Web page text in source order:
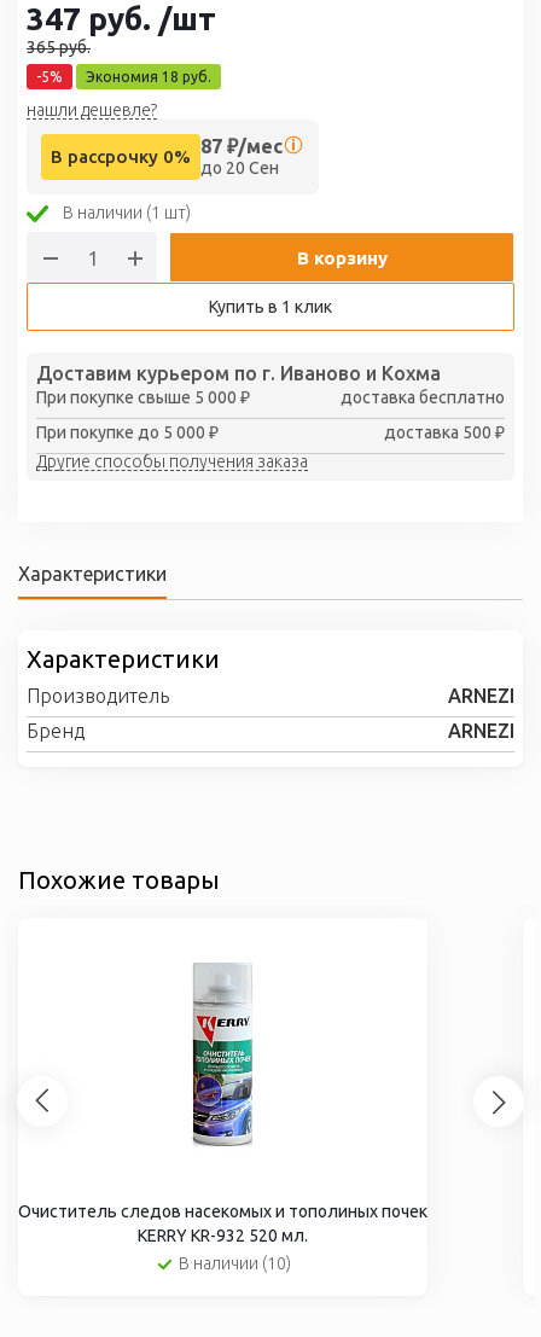
347 руб. /шт
365руб.
-5% Экономия 18 руб.
нашли дешевле?
В рассрочку 0% 87 ₽/мес
до 20 Сен
В наличии (1 шт)
В корзину
Купить в 1 клик
Доставим курьером по г. Иваново и Кохма
При покупке свыше 5 000 ₽
доставка бесплатно
При покупке до 5 000 ₽
доставка 500 ₽
Другие способы получения заказа
Характеристики
Характеристики
Производитель
ARNEZI
Бренд
ARNEZI
Похожие товары
Очиститель следов насекомых и тополиных почек
KERRY KR-932 520 мл.
В наличии (10)